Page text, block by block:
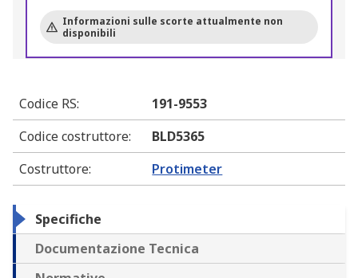
Informazioni sulle scorte attualmente non
disponibili
Codice RS:
191-9553
Codice costruttore:
BLD5365
Costruttore: Protimeter
Specifiche
Documentazione Tecnica